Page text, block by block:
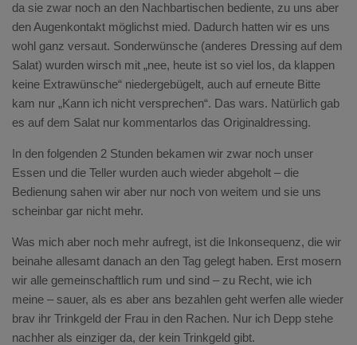
da sie zwar noch an den Nachbartischen bediente, zu uns aber
den Augenkontakt möglichst mied. Dadurch hatten wir es uns
wohl ganz versaut. Sonderwünsche (anderes Dressing auf dem
Salat) wurden wirsch mit „nee, heute ist so viel los, da klappen
keine Extrawünsche“ niedergebügelt, auch auf erneute Bitte
kam nur „Kann ich nicht versprechen“. Das wars. Natürlich gab
es auf dem Salat nur kommentarlos das Originaldressing.
In den folgenden 2 Stunden bekamen wir zwar noch unser
Essen und die Teller wurden auch wieder abgeholt – die
Bedienung sahen wir aber nur noch von weitem und sie uns
scheinbar gar nicht mehr.
Was mich aber noch mehr aufregt, ist die Inkonsequenz, die wir
beinahe allesamt danach an den Tag gelegt haben. Erst mosern
wir alle gemeinschaftlich rum und sind – zu Recht, wie ich
meine – sauer, als es aber ans bezahlen geht werfen alle wieder
brav ihr Trinkgeld der Frau in den Rachen. Nur ich Depp stehe
nachher als einziger da, der kein Trinkgeld gibt.